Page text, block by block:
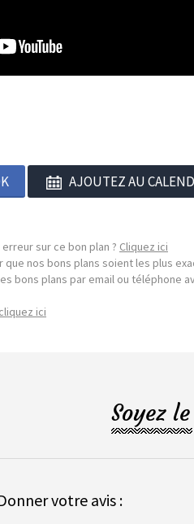
AJOUTEZ AU
sur ce bon plan ? Cliquez ici
que nos bons plans soient les plus
bons plans par email ou téléphone
ici
Soyez
votre avis :